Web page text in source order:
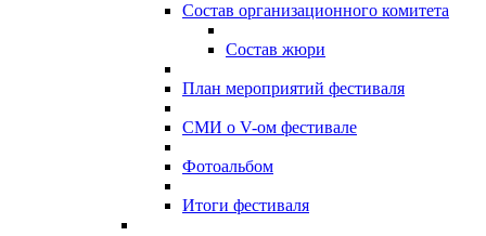
Состав организационного комитета
Состав жюри
План мероприятий фестиваля
СМИ о V-ом фестивале
Фотоальбом
Итоги фестиваля